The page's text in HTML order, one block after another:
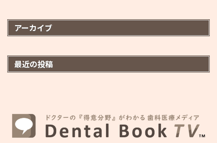
アーカイブ
最近の投稿